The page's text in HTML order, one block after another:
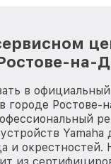
на-
в
городе
Yamaha
и окрестностей.